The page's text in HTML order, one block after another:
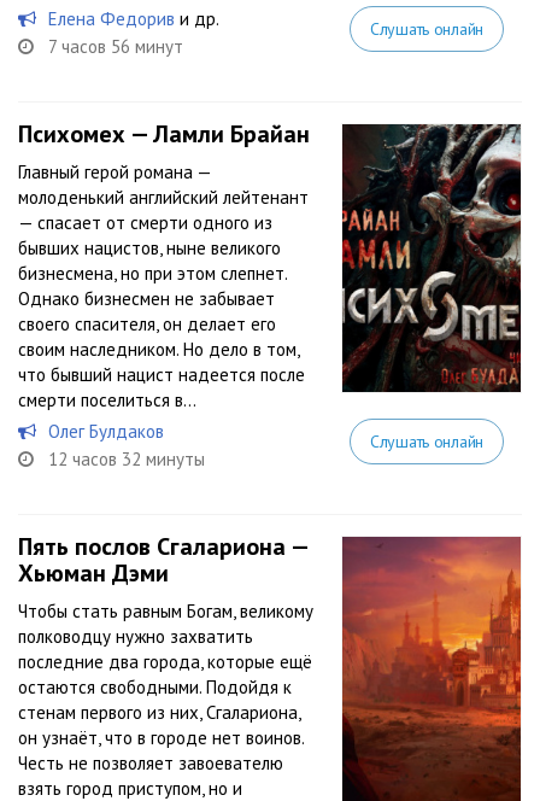
Елена Федорив и др.
7 часов 56 минут
Слушать онлайн
Психомех — Ламли Брайан
Главный герой романа —
молоденький английский лейтенант
— спасает от смерти одного из
бывших нацистов, ныне великого
бизнесмена, но при этом слепнет.
Однако бизнесмен не забывает
своего спасителя, он делает его
своим наследником. Но дело в том,
что бывший нацист надеется после
смерти поселиться в...
Олег Булдаков
12 часов 32 минуты
Слушать онлайн
Пять послов Сгалариона —
Хьюман Дэми
Чтобы стать равным Богам, великому
полководцу нужно захватить
последние два города, которые ещё
остаются свободными. Подойдя к
стенам первого из них, Сгалариона,
он узнаёт, что в городе нет воинов.
Честь не позволяет завоевателю
взять город приступом, но и